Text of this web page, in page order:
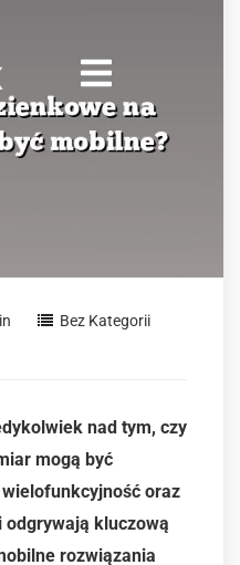
Bez Kategorii
nad tym, czy
mogą być
oraz
kluczową
rozwiązania